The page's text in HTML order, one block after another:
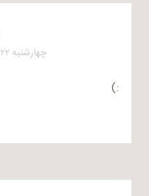
چهارشنبه ۲۲ مهر ۱۳۸۸ در ۱۰:۱۶ قبل از ظهر
:)